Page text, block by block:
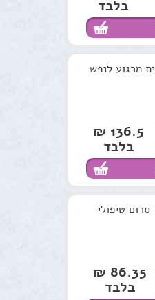
בלבד
מרגוע לנפש
136.5 ₪
בלבד
סרום טיפולי
86.35 ₪
בלבד